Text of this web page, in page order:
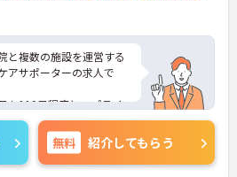
と複数の施設を運営する
アサポーターの求人で
も110日程度と、プライ
す。
ポイントなど、さらに
でお気軽にご相談くださ
無料 紹介してもらう